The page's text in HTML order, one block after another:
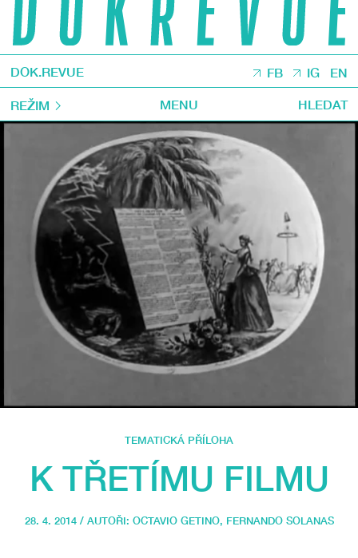
DOK.REVUE FB IG EN
REŽIM MENU HLEDAT
TEMATICKÁ PŘÍLOHA
K TŘETÍMU FILMU
28. 4. 2014 / AUTOŘI: OCTAVIO GETINO, FERNANDO SOLANAS